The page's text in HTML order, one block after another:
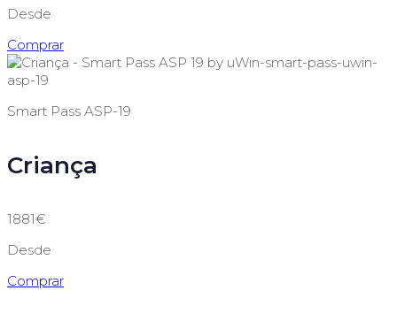
Desde
Comprar
Smart Pass ASP-19
Criança
1881€
Desde
Comprar